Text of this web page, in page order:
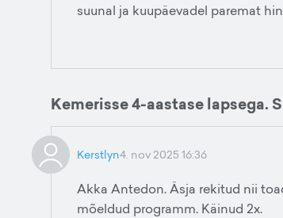
suunal ja kuupäevadel paremat
Kemerisse 4-aastase lapsega.
Kerstlyn4. nov 2025 16:36
Akka Antedon. Äsja rekitud nii
mõeldud programm. Käinud 2x.